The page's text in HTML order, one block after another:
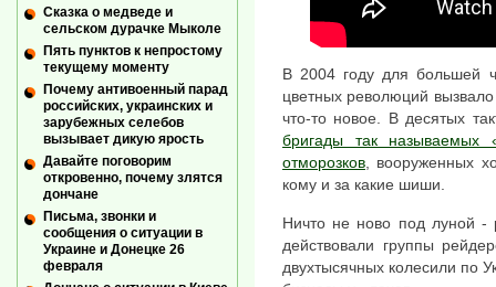
В 2004 году для большей
цветных революций
что-то новое. В десятых
бригады так называемых
отморозков, вооруженных
кому и за какие шиши.
Ничто не ново под луной -
действовали группы
двухтысячных колесили по
Сказка о медведе и
сельском дурачке Мыколе
Пять пунктов к непростому
текущему моменту
Почему антивоенный парад
российских, украинских и
зарубежных селебов
вызывает дикую ярость
Давайте поговорим
откровенно, почему злятся
дончане
Письма, звонки и
сообщения о ситуации в
Украине и Донецке 26
февраля